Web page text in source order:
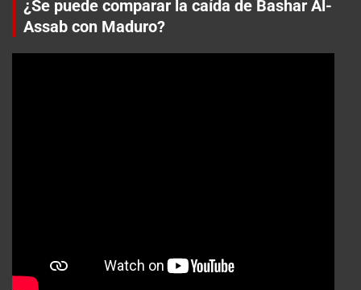
¿Se puede comparar la caída de Bashar Al-
Assab con Maduro?